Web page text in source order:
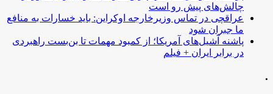
چالش‌های پیش رو است
عراقچی در تماس وزیرخارجه اوکراین: باید خسارات به منافع
ما جبران شود
پاشنه آشیل‌های آمریکا؛ از کمبود مهمات تا بن‌بست راهبردی
در برابر ایران + فیلم
.